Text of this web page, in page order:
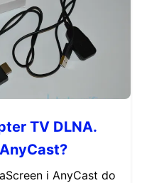
TV DLNA.
i AnyCast do